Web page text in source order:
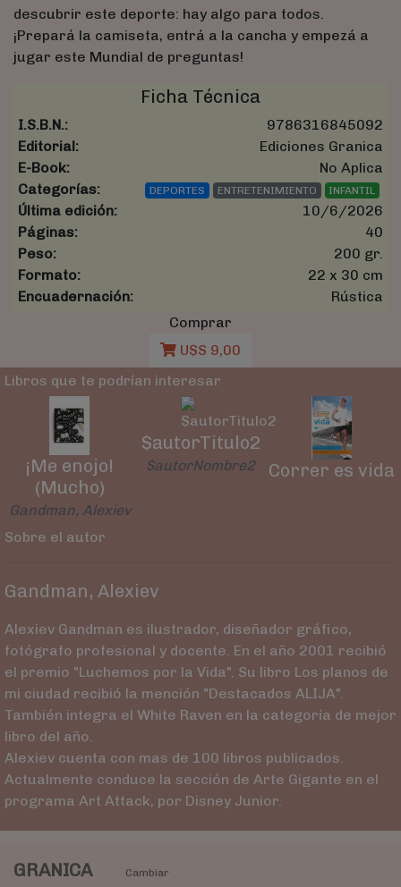
descubrir este deporte: hay algo para todos.
¡Prepará la camiseta, entrá a la cancha y empezá a
jugar este Mundial de preguntas!
Ficha Técnica
I.S.B.N.:
9786316845092
Editorial:
Ediciones Granica
E-Book:
No Aplica
Categorías:
DEPORTES ENTRETENIMIENTO INFANTIL
Última edición:
10/6/2026
Páginas:
40
Peso:
200 gr.
Formato:
22 x 30 cm
Encuadernación:
Rústica
Comprar
U$S 9,00
Libros que te podrían interesar
¡Me enojo!
(Mucho)
Gandman, Alexiev
$autorTitulo2
$autorNombre2 Correr es vida
Sobre el autor
Gandman, Alexiev
Alexiev Gandman es ilustrador, diseñador gráfico,
fotógrafo profesional y docente. En el año 2001 recibió
el premio "Luchemos por la Vida". Su libro Los planos de
mi ciudad recibió la mención "Destacados ALIJA".
También integra el White Raven en la categoría de mejor
libro del año.
Alexiev cuenta con mas de 100 libros publicados.
Actualmente conduce la sección de Arte Gigante en el
programa Art Attack, por Disney Junior.
GRANICA Cambiar